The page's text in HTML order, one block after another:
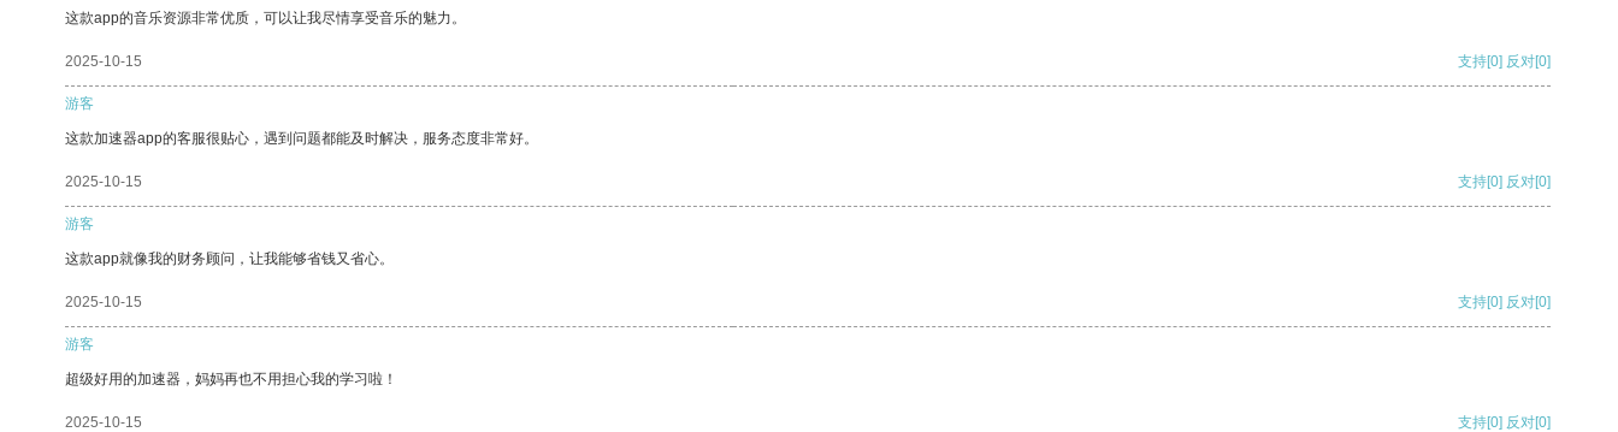
这款app的音乐资源非常优质，可以让我尽情享受音乐的魅力。
2025-10-15 支持[0] 反对[0]
游客
这款加速器app的客服很贴心，遇到问题都能及时解决，服务态度非常好。
2025-10-15 支持[0] 反对[0]
游客
这款app就像我的财务顾问，让我能够省钱又省心。
2025-10-15 支持[0] 反对[0]
游客
超级好用的加速器，妈妈再也不用担心我的学习啦！
2025-10-15 支持[0] 反对[0]